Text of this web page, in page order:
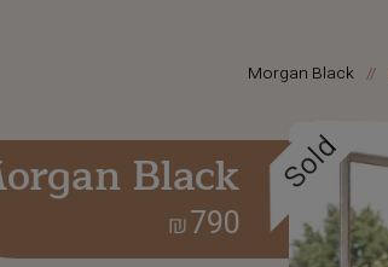
Morgan Black
Sold
Black
790
₪